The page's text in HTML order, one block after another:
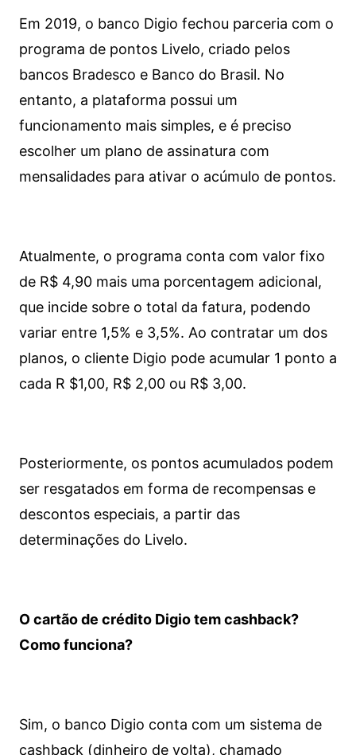
Em 2019, o banco Digio fechou parceria com o
programa de pontos Livelo, criado pelos
bancos Bradesco e Banco do Brasil. No
entanto, a plataforma possui um
funcionamento mais simples, e é preciso
escolher um plano de assinatura com
mensalidades para ativar o acúmulo de pontos.
Atualmente, o programa conta com valor fixo
de R$ 4,90 mais uma porcentagem adicional,
que incide sobre o total da fatura, podendo
variar entre 1,5% e 3,5%. Ao contratar um dos
planos, o cliente Digio pode acumular 1 ponto a
cada R $1,00, R$ 2,00 ou R$ 3,00.
Posteriormente, os pontos acumulados podem
ser resgatados em forma de recompensas e
descontos especiais, a partir das
determinações do Livelo.
O cartão de crédito Digio tem cashback?
Como funciona?
Sim, o banco Digio conta com um sistema de
cashback (dinheiro de volta), chamado